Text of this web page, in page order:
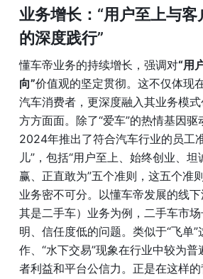
业务增长：“用户至上与
的深度践行”
懂车帝业务的持续增长，强调对“用
向”价值观的坚定贯彻。这不仅体现
汽车消费者，更深度融入其业务模
方方面面。除了“爱车”的热情基因
2024年推出了符合汽车行业的员工
儿”，包括“用户至上、始终创业、
赢、正直敢为”五个准则，这五个准
业务密不可分。以懂车帝发展的线
其是二手车）业务为例，二手车市
明、信任度低的问题。类似于“飞单
作、“水下交易”现象在行业中较为
者利益和平台公信力。正是在这样的